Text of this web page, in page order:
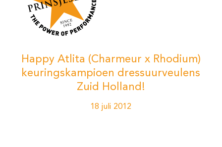
Happy Atlita (Charmeur x Rhodium)
keuringskampioen dressuurveulens
Zuid Holland!
18 juli 2012